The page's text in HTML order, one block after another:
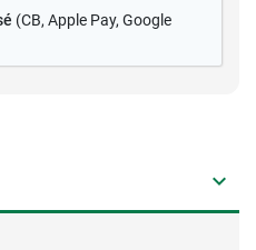
(CB, Apple Pay, Google